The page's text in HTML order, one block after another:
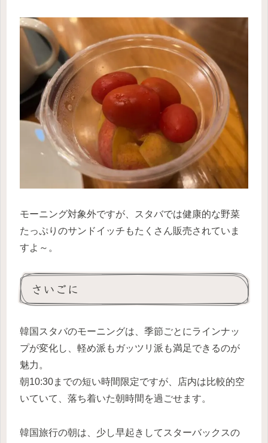
モーニング対象外ですが、スタバでは健康的な野菜
たっぷりのサンドイッチもたくさん販売されていま
すよ～。
さいごに
韓国スタバのモーニングは、季節ごとにラインナッ
プが変化し、軽め派もガッツリ派も満足できるのが
魅力。
朝10:30までの短い時間限定ですが、店内は比較的空
いていて、落ち着いた朝時間を過ごせます。
韓国旅行の朝は、少し早起きしてスターバックスの